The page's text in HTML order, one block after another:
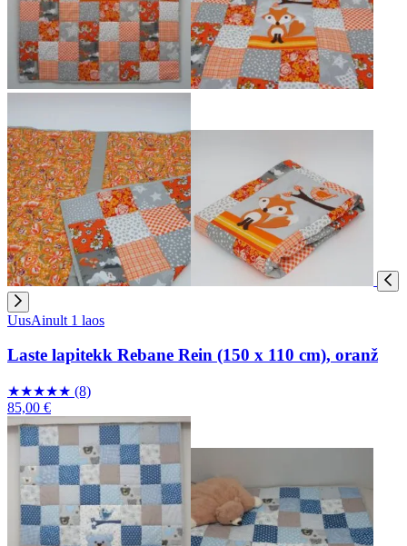
UusAinult 1 laos
Laste lapitekk Rebane Rein (150 x 110 cm), oranž
★★★★★ (8)
85,00 €